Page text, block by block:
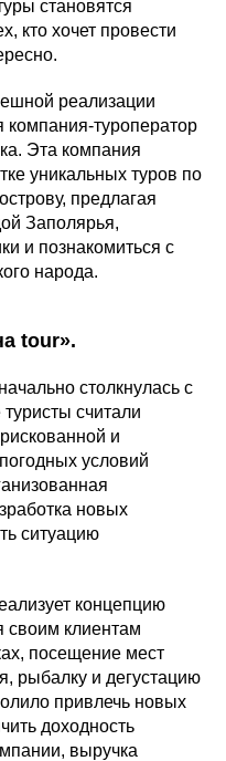
становятся
кто хочет провести
реализации
компания-туроператор
Эта компания
уникальных туров по
предлагая
Заполярья,
и познакомиться с
народа.
tour».
столкнулась с
считали
и
условий
новых
ситуацию
концепцию
своим клиентам
посещение мест
рыбалку и дегустацию
привлечь новых
доходность
выручка